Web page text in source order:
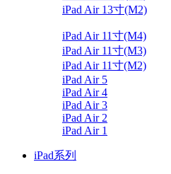
iPad Air 13寸(M2)
iPad Air 11寸(M4)
iPad Air 11寸(M3)
iPad Air 11寸(M2)
iPad Air 5
iPad Air 4
iPad Air 3
iPad Air 2
iPad Air 1
iPad系列